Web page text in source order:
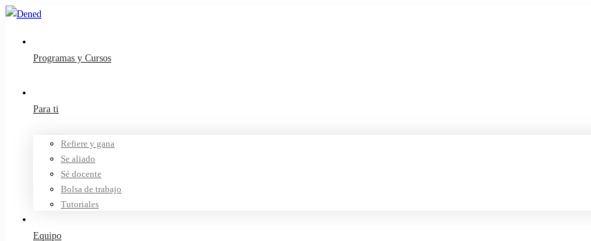
Programas y Cursos
Para ti
Refiere y gana
Se aliado
Sé docente
Bolsa de trabajo
Tutoriales
Equipo